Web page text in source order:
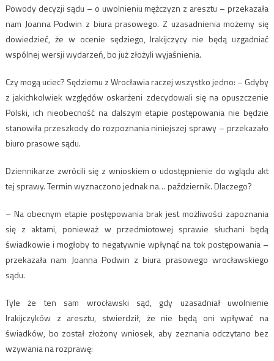
Powody decyzji sądu – o uwolnieniu mężczyzn z aresztu – przekazała
nam Joanna Podwin z biura prasowego. Z uzasadnienia możemy się
dowiedzieć, że w ocenie sędziego, Irakijczycy nie będą uzgadniać
wspólnej wersji wydarzeń, bo już złożyli wyjaśnienia.
Czy mogą uciec? Sędziemu z Wrocławia raczej wszystko jedno: – Gdyby
z jakichkolwiek względów oskarżeni zdecydowali się na opuszczenie
Polski, ich nieobecność na dalszym etapie postępowania nie będzie
stanowiła przeszkody do rozpoznania niniejszej sprawy – przekazało
biuro prasowe sądu.
Dziennikarze zwrócili się z wnioskiem o udostępnienie do wglądu akt
tej sprawy. Termin wyznaczono jednak na… październik. Dlaczego?
– Na obecnym etapie postępowania brak jest możliwości zapoznania
się z aktami, ponieważ w przedmiotowej sprawie słuchani będą
świadkowie i mogłoby to negatywnie wpłynąć na tok postępowania –
przekazała nam Joanna Podwin z biura prasowego wrocławskiego
sądu.
Tyle że ten sam wrocławski sąd, gdy uzasadniał uwolnienie
Irakijczyków z aresztu, stwierdził, że nie będą oni wpływać na
świadków, bo został złożony wniosek, aby zeznania odczytano bez
wzywania na rozprawę: